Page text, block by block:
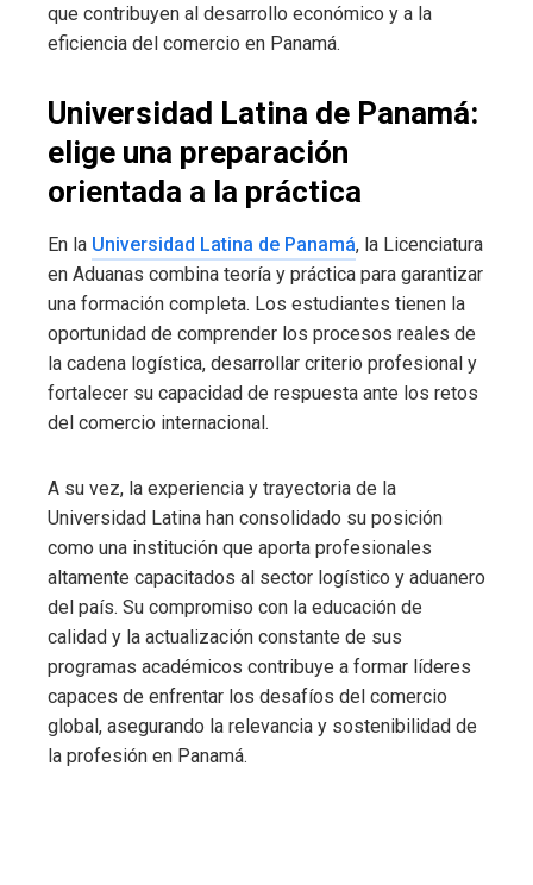
que contribuyen al desarrollo económico y a la
eficiencia del comercio en Panamá.
Universidad Latina de Panamá:
elige una preparación
orientada a la práctica
En la Universidad Latina de Panamá, la Licenciatura
en Aduanas combina teoría y práctica para garantizar
una formación completa. Los estudiantes tienen la
oportunidad de comprender los procesos reales de
la cadena logística, desarrollar criterio profesional y
fortalecer su capacidad de respuesta ante los retos
del comercio internacional.
A su vez, la experiencia y trayectoria de la
Universidad Latina han consolidado su posición
como una institución que aporta profesionales
altamente capacitados al sector logístico y aduanero
del país. Su compromiso con la educación de
calidad y la actualización constante de sus
programas académicos contribuye a formar líderes
capaces de enfrentar los desafíos del comercio
global, asegurando la relevancia y sostenibilidad de
la profesión en Panamá.